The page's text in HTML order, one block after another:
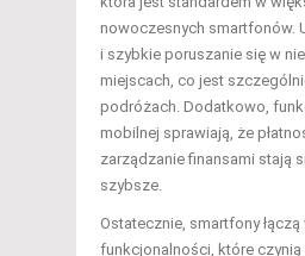
nowoczesnych smartfonów.
i szybkie poruszanie się w
miejscach, co jest
podróżach. Dodatkowo,
mobilnej sprawiają, że
zarządzanie finansami stają
szybsze.
Ostatecznie, smartfony
funkcjonalności, które czynią